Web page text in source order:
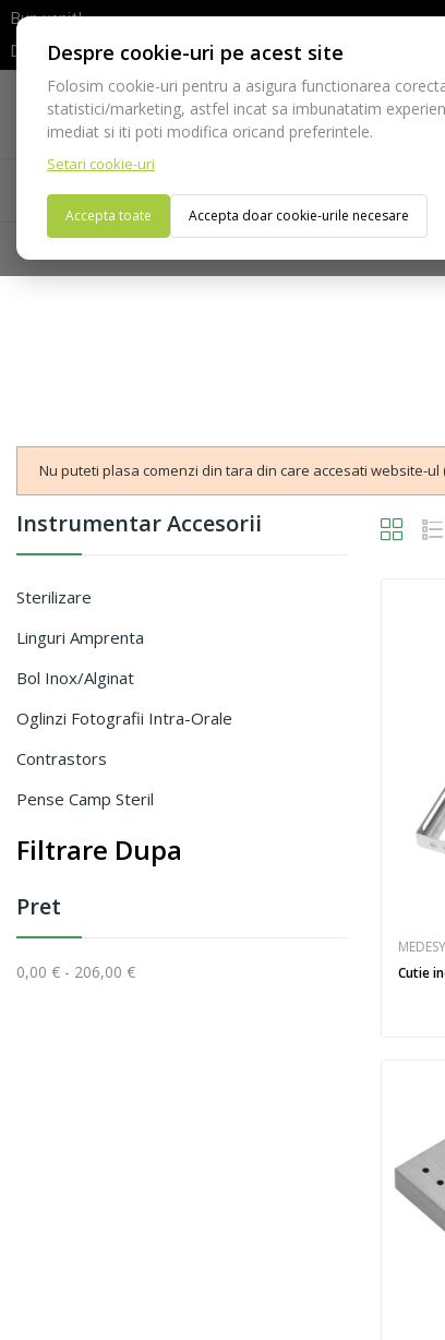
Despre cookie-uri pe acest site
Folosim cookie-uri pentru a asigura functionarea
statistici/marketing, astfel incat sa imbunatatim
imediat si iti poti modifica oricand preferintele.
Setari cookie-uri
Accepta toate Accepta doar cookie-urile necesare
Bun venit!
Dupa efectuarea comenzii va rugam sa asteptati
Telefon:
021-528 03 23
Acasa Consumabile Echipamente
Nu puteti plasa comenzi din tara din care accesati website-ul
Instrumentar Accesorii
Sterilizare
Linguri Amprenta
Bol Inox/alginat
Oglinzi Fotografii Intra-Orale
Contrastors
Pense Camp Steril
Filtrare Dupa
Pret
0,00 € - 206,00 €
MEDESY
Cutie